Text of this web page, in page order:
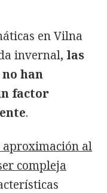
en Vilna
invernal, las
han
factor
.
aproximación al
compleja